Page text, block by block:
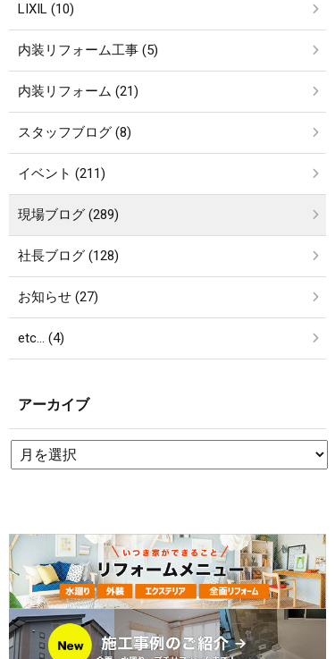
LIXIL (10)
内装リフォーム工事 (5)
内装リフォーム (21)
スタッフブログ (8)
イベント (211)
現場ブログ (289)
社長ブログ (128)
お知らせ (27)
etc… (4)
アーカイブ